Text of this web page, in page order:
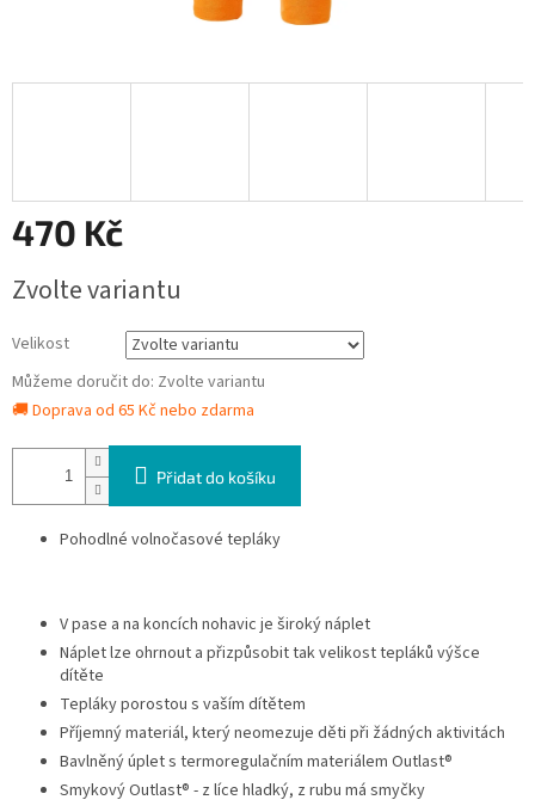
470 Kč
cena:
Zvolte variantu
Velikost
Můžeme doručit do: Zvolte variantu
🚚 Doprava od 65 Kč nebo zdarma
Přidat do košíku
Pohodlné volnočasové tepláky
V pase a na koncích nohavic je široký náplet
Náplet lze ohrnout a přizpůsobit tak velikost tepláků výšce
dítěte
Tepláky porostou s vaším dítětem
Příjemný materiál, který neomezuje děti při žádných aktivitách
Bavlněný úplet s termoregulačním materiálem Outlast®
Smykový Outlast® - z líce hladký, z rubu má smyčky